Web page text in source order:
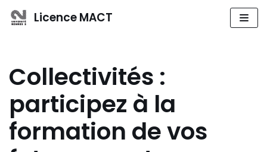
Aller
au
Licence MACT
Collectivités :
participez à la
formation de vos